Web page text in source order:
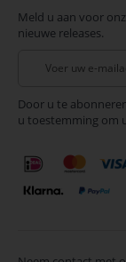
Meld u aan voor
nieuwe releases.
onze
nieuwsbrief
Door u te
u toestemming om